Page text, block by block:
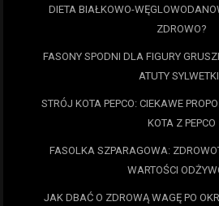
DIETA BIAŁKOWO-
ZDROWO?
FASONY SPODNI DLA FIGURY
ATUTY
STRÓJ KOTA PEPCO: CIEKAWE
KOTA Z PEPCO
FASOLKA SZPARAGOWA:
WARTOŚCI
JAK DBAĆ O ZDROWĄ WAGĘ PO